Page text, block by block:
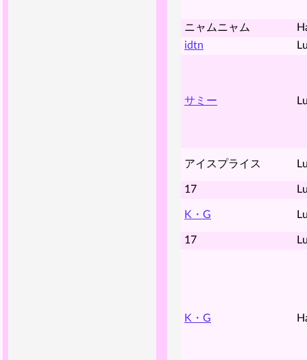
ニャムニャム
idtn
サミー
アイスプライス
17
K・G
17
K・G